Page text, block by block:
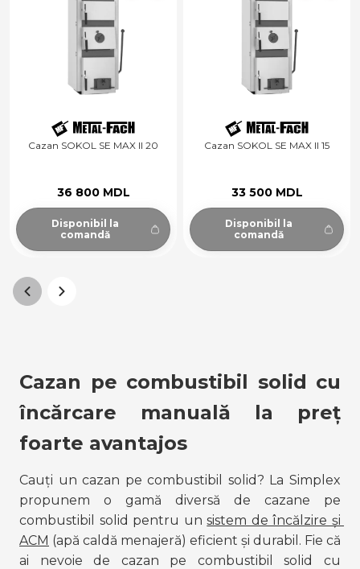
Cazan SOKOL SE MAX II 20
36 800 MDL
Disponibil la
comandă
Cazan SOKOL SE MAX II 15
33 500 MDL
Disponibil la
comandă
Cazan pe combustibil solid cu
încărcare manuală la preț
foarte avantajos
Cauți un cazan pe combustibil solid? La Simplex
propunem o gamă diversă de cazane pe
combustibil solid pentru un sistem de încălzire și
ACM (apă caldă menajeră) eficient și durabil. Fie că
ai nevoie de cazan pe combustibil solid cu